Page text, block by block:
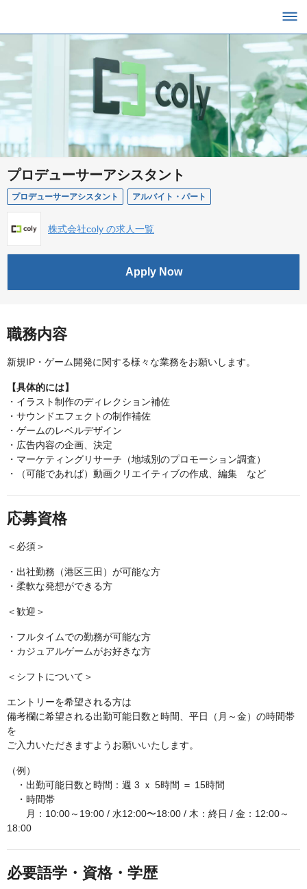
プロデューサーアシスタント
プロデューサーアシスタント アルバイト・パート
株式会社coly の求人一覧
Apply Now
職務内容
新規IP・ゲーム開発に関する様々な業務をお願いします。
【具体的には】
・イラスト制作のディレクション補佐
・サウンドエフェクトの制作補佐
・ゲームのレベルデザイン
・広告内容の企画、決定
・マーケティングリサーチ（地域別のプロモーション調査）
・（可能であれば）動画クリエイティブの作成、編集 など
応募資格
＜必須＞
・出社勤務（港区三田）が可能な方
・柔軟な発想ができる方
＜歓迎＞
・フルタイムでの勤務が可能な方
・カジュアルゲームがお好きな方
＜シフトについて＞
エントリーを希望される方は
備考欄に希望される出勤可能日数と時間、平日（月～金）の時間帯
を
ご入力いただきますようお願いいたします。
（例）
・出勤可能日数と時間：週 3 ｘ 5時間 ＝ 15時間
・時間帯
月：10:00～19:00 / 水12:00〜18:00 / 木：終日 / 金：12:00～
18:00
必要語学・資格・学歴